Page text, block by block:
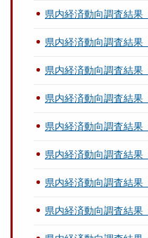
県内経済動向調査結果
県内経済動向調査結果
県内経済動向調査結果
県内経済動向調査結果
県内経済動向調査結果
県内経済動向調査結果
県内経済動向調査結果
県内経済動向調査結果